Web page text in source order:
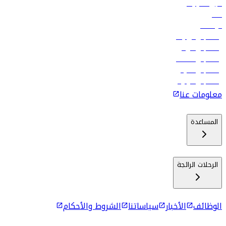
تأجير السيارات
فنادق
الوظائف
رحلات إلى تبيليسي
رحلات إلى الرياض
رحلات إلى مسقط
رحلات إلى ماليه
رحلات إلى كولومبو
معلومات عنا
المساعدة
الرحلات الرائجة
الوظائف الأخبار سياساتنا الشروط والأحكام